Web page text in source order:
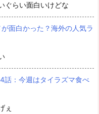
ぐらい面白いけどな
面白かった？海外の人気ラ
話：今週はタイラズマ食べ
ぇ